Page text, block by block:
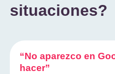
situaciones?
“No aparezco en
hacer”